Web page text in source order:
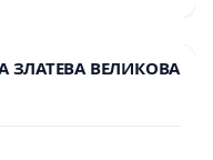
ЗЛАТЕВА ВЕЛИКОВА